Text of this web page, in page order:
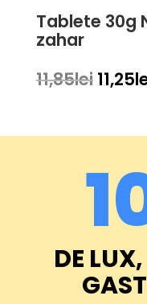
fost:
Tablete 30g
zahar
11,85lei Prețul
fost:
11,25
DE